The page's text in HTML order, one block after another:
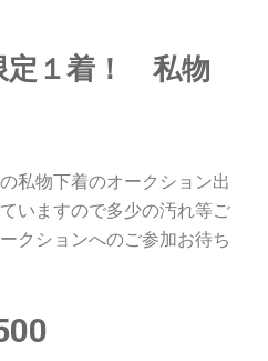
１着！ 私物
私物下着のオークション出
いますので多少の汚れ等ご
クションへのご参加お待ち